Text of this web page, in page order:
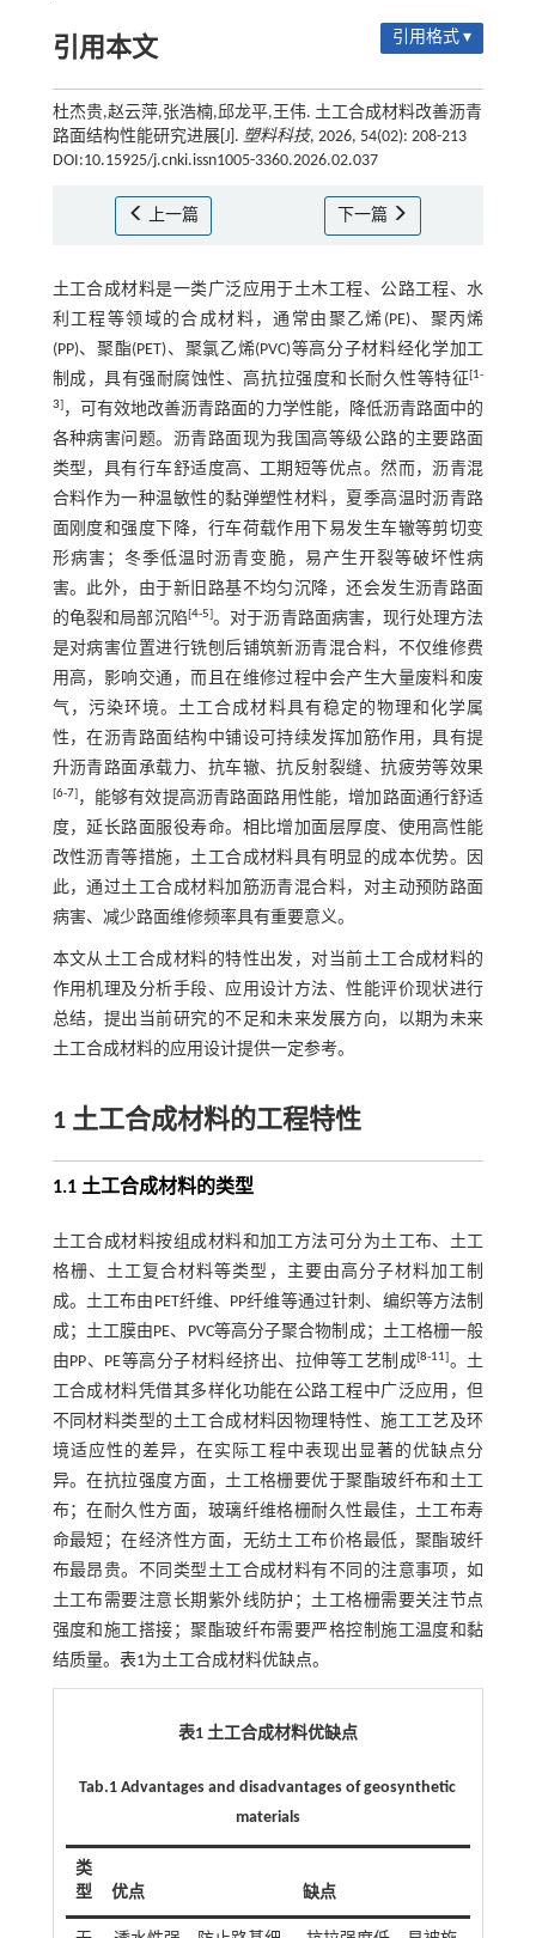
引用本文 引用格式 ▾
杜杰贵,赵云萍,张浩楠,邱龙平,王伟. 土工合成材料改善沥青
路面结构性能研究进展[J]. 塑料科技, 2026, 54(02): 208-213
DOI:10.15925/j.cnki.issn1005-3360.2026.02.037
上一篇 下一篇
土工合成材料是一类广泛应用于土木工程、公路工程、水
利工程等领域的合成材料，通常由聚乙烯(PE)、聚丙烯
(PP)、聚酯(PET)、聚氯乙烯(PVC)等高分子材料经化学加工
制成，具有强耐腐蚀性、高抗拉强度和长耐久性等特征[1-
3]，可有效地改善沥青路面的力学性能，降低沥青路面中的
各种病害问题。沥青路面现为我国高等级公路的主要路面
类型，具有行车舒适度高、工期短等优点。然而，沥青混
合料作为一种温敏性的黏弹塑性材料，夏季高温时沥青路
面刚度和强度下降，行车荷载作用下易发生车辙等剪切变
形病害；冬季低温时沥青变脆，易产生开裂等破坏性病
害。此外，由于新旧路基不均匀沉降，还会发生沥青路面
的龟裂和局部沉陷[4-5]。对于沥青路面病害，现行处理方法
是对病害位置进行铣刨后铺筑新沥青混合料，不仅维修费
用高，影响交通，而且在维修过程中会产生大量废料和废
气，污染环境。土工合成材料具有稳定的物理和化学属
性，在沥青路面结构中铺设可持续发挥加筋作用，具有提
升沥青路面承载力、抗车辙、抗反射裂缝、抗疲劳等效果
[6-7]，能够有效提高沥青路面路用性能，增加路面通行舒适
度，延长路面服役寿命。相比增加面层厚度、使用高性能
改性沥青等措施，土工合成材料具有明显的成本优势。因
此，通过土工合成材料加筋沥青混合料，对主动预防路面
病害、减少路面维修频率具有重要意义。
本文从土工合成材料的特性出发，对当前土工合成材料的
作用机理及分析手段、应用设计方法、性能评价现状进行
总结，提出当前研究的不足和未来发展方向，以期为未来
土工合成材料的应用设计提供一定参考。
1 土工合成材料的工程特性
1.1 土工合成材料的类型
土工合成材料按组成材料和加工方法可分为土工布、土工
格栅、土工复合材料等类型，主要由高分子材料加工制
成。土工布由PET纤维、PP纤维等通过针刺、编织等方法制
成；土工膜由PE、PVC等高分子聚合物制成；土工格栅一般
由PP、PE等高分子材料经挤出、拉伸等工艺制成[8-11]。土
工合成材料凭借其多样化功能在公路工程中广泛应用，但
不同材料类型的土工合成材料因物理特性、施工工艺及环
境适应性的差异，在实际工程中表现出显著的优缺点分
异。在抗拉强度方面，土工格栅要优于聚酯玻纤布和土工
布；在耐久性方面，玻璃纤维格栅耐久性最佳，土工布寿
命最短；在经济性方面，无纺土工布价格最低，聚酯玻纤
布最昂贵。不同类型土工合成材料有不同的注意事项，如
土工布需要注意长期紫外线防护；土工格栅需要关注节点
强度和施工搭接；聚酯玻纤布需要严格控制施工温度和黏
结质量。 表1为土工合成材料优缺点。
表1 土工合成材料优缺点
Tab.1 Advantages and disadvantages of geosynthetic
materials
类
型
优点 缺点